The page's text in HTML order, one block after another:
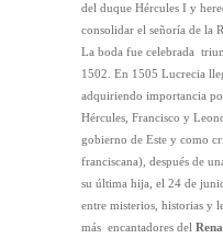
del duque Hércules I y
consolidar el señoría de la
La boda fue celebrada
1502. En 1505 Lucrecia
adquiriendo importancia
Hércules, Francisco y
gobierno de Este y como
franciscana), después de
su última hija, el 24 de
entre misterios, historias y
más encantadores del